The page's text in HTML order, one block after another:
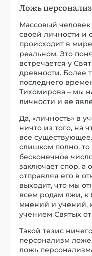
Ложь
Массовый
своей личности и
происходит в
реальном. Это
встречается у
древности. Более
последнего
Тихомирова – мы
личности и ее
Да, «личность» в
ничто из того, на
все
слишком полно, то
бесконечное
заключает спор, а
отправляя его в
выходит, что мы
всем родам лжи, к
мнений и учений,
учением Святых
Такой тезис
персонализм
ложь